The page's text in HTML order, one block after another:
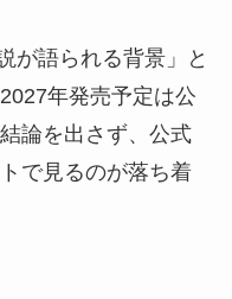
が語られる背景」と
年発売予定は公
論を出さず、公式
で見るのが落ち着